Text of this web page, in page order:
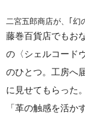
二宮五郎商店が、｢幻
藤巻百貨店でもお
の〈シェルコード
のひとつ。工房へ
に見せてもらった。
「革の触感を活